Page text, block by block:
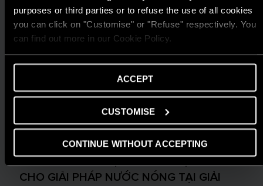
purposes or third parties or to refuse the use of all cookies
you can click on "Customise" or "Refuse" respectively. You
can find out more in our Cookie Policy.
ACCEPT
CUSTOMISE
CONTINUE WITHOUT ACCEPTING
ARISTON THIẾT LẬP CHUẨN MỰC MỚI
CHO GIẢI PHÁP NƯỚC NÓNG TẠI GIẢI